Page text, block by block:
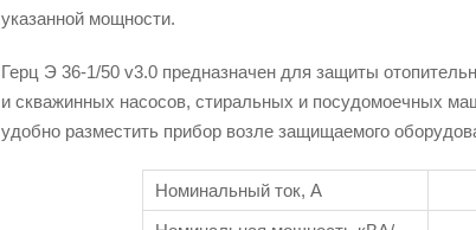
указанной мощности.
Герц Э 36-1/50 v3.0 предназначен для защиты
и скважинных насосов, стиральных и посудомоечных
удобно разместить прибор возле защищаемого
Номинальный ток, А